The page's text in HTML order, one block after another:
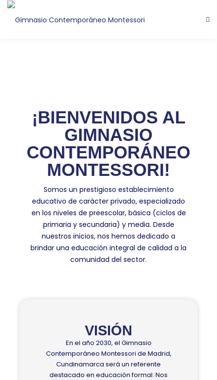
¡BIENVENIDOS AL
GIMNASIO
CONTEMPORÁNEO
MONTESSORI!
Somos un prestigioso establecimiento
educativo de carácter privado, especializado
en los niveles de preescolar, básica (ciclos de
primaria y secundaria) y media. Desde
nuestros inicios, nos hemos dedicado a
brindar una educación integral de calidad a la
comunidad del sector.
VISIÓN
En el año 2030, el Gimnasio
Contemporáneo Montessori de Madrid,
Cundinamarca será un referente
destacado en educación formal. Nos